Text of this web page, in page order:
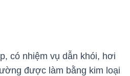
có nhiệm vụ dẫn khói, hơi
được làm bằng kim loại